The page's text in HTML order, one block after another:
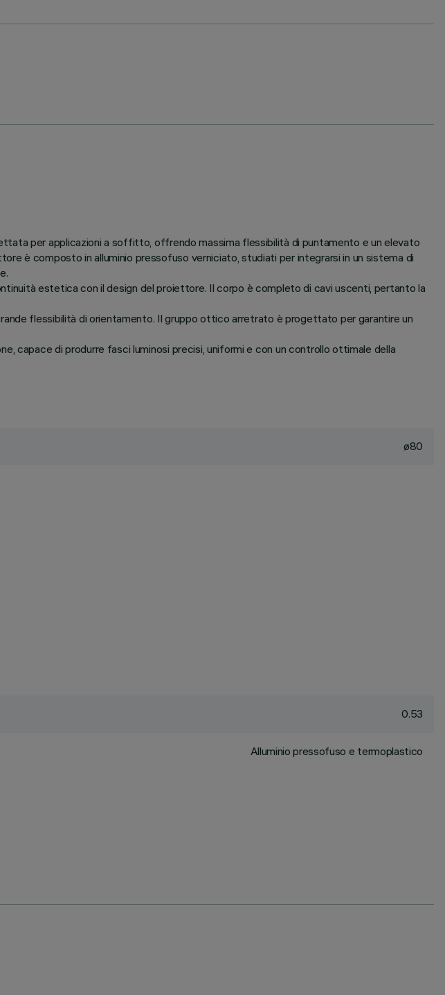
per applicazioni a soffitto, offrendo massima flessibilità di puntamento e un elevato
è composto in alluminio pressofuso verniciato, studiati per integrarsi in un sistema di
estetica con il design del proiettore. Il corpo è completo di cavi uscenti, pertanto la
flessibilità di orientamento. Il gruppo ottico arretrato è progettato per garantire un
capace di produrre fasci luminosi precisi, uniformi e con un controllo ottimale della
ø80
0.53
Alluminio pressofuso e termoplastico